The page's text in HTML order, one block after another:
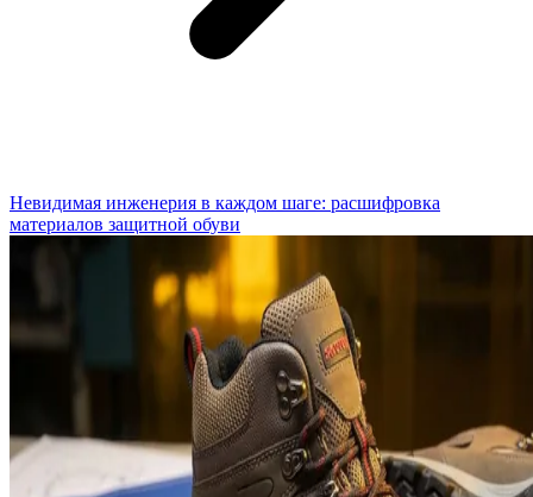
Невидимая инженерия в каждом шаге: расшифровка
материалов защитной обуви